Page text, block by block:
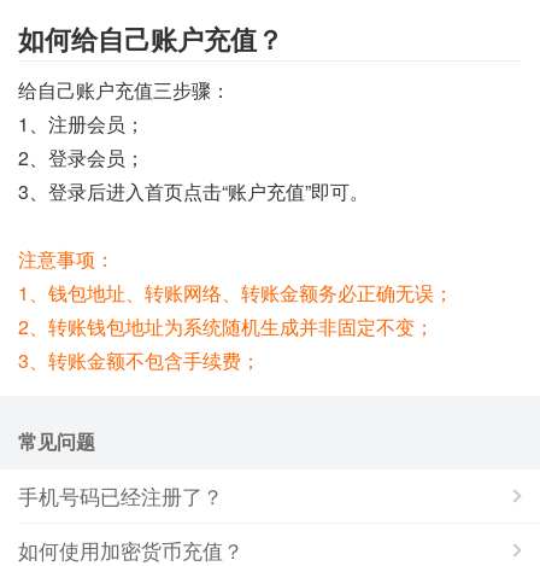
如何给自己账户充值？
给自己账户充值三步骤：
1、注册会员；
2、登录会员；
3、登录后进入首页点击“账户充值”即可。
注意事项：
1、钱包地址、转账网络、转账金额务必正确无误；
2、转账钱包地址为系统随机生成并非固定不变；
3、转账金额不包含手续费；
常见问题
手机号码已经注册了？
如何使用加密货币充值？